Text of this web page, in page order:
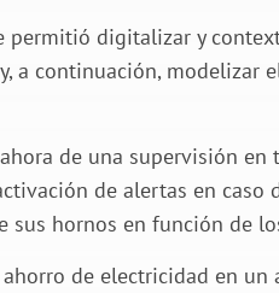
permitió digitalizar y
a continuación, modelizar
de una supervisión
de alertas en caso
sus hornos en función de
ahorro de electricidad en